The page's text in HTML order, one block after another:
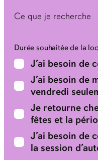
Ce que je recherche
Durée souhaitée de la
J’ai besoin de
J’ai besoin de
vendredi
Je retourne
fêtes et la
J’ai besoin de
la session